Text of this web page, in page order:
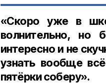
«Скоро уже в
волнительно,
интересно и не
узнать вообще
пятёрки соберу».